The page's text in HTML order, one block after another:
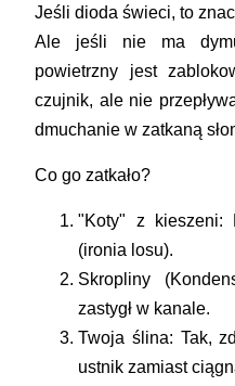
Jeśli dioda świeci, to
Ale jeśli nie ma
powietrzny jest
czujnik, ale nie
dmuchanie w zatkaną
Co go zatkało?
"Koty" z kieszeni:
(ironia losu).
Skropliny
zastygł w kanale.
Twoja ślina: Tak,
ustnik zamiast